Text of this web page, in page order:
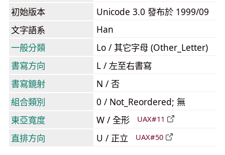
初始版本
Unicode 3.0 發布於 1999/09
文字語系
Han
一般分類
Lo / 其它字母 (Other_Letter)
書寫方向
L / 左至右書寫
書寫鏡射
N / 否
組合類別
0 / Not_Reordered; 無
東亞寬度
W / 全形 UAX#11
直排方向 U / 正立 UAX#50